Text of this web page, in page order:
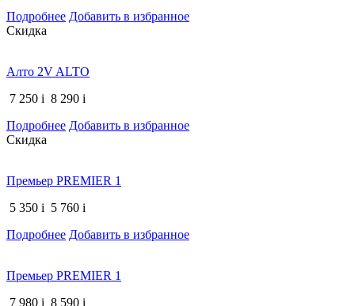
Подробнее Добавить в избранное
Скидка
Алто 2V ALTO
7 250 i 8 290 i
Подробнее Добавить в избранное
Скидка
Премьер PREMIER 1
5 350 i 5 760 i
Подробнее Добавить в избранное
Премьер PREMIER 1
7 980 i 8 590 i